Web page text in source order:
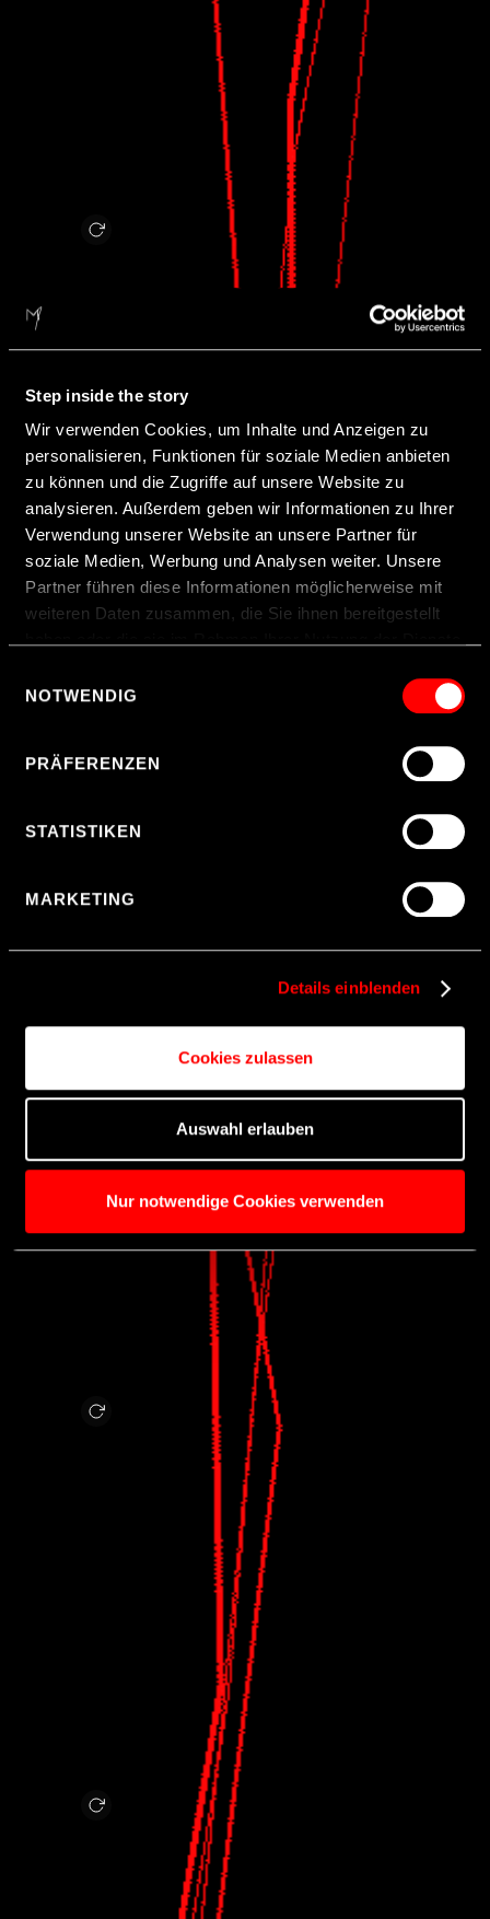
Step inside the story
Wir verwenden Cookies, um Inhalte und Anzeigen zu
personalisieren, Funktionen für soziale Medien anbieten
zu können und die Zugriffe auf unsere Website zu
analysieren. Außerdem geben wir Informationen zu Ihrer
Verwendung unserer Website an unsere Partner für
soziale Medien, Werbung und Analysen weiter. Unsere
Partner führen diese Informationen möglicherweise mit
weiteren Daten zusammen, die Sie ihnen bereitgestellt
: Indem Sie
Cookies auf unseren Webseiten zulassen, willigen Sie
zugleich gem. Art. 49 Abs. 1 S. 1 Buchst. a DSGVO ein,
werden. Die USA werden vom Europäischen Gerichtshof
besteht insbesondere das Risiko, dass Ihre Daten durch
Rechtsbehelfsmöglichkeiten, verarbeitet werden können.
NOTWENDIG
PRÄFERENZEN
STATISTIKEN
MARKETING
Details einblenden
Cookies zulassen
Auswahl erlauben
Nur notwendige Cookies verwenden